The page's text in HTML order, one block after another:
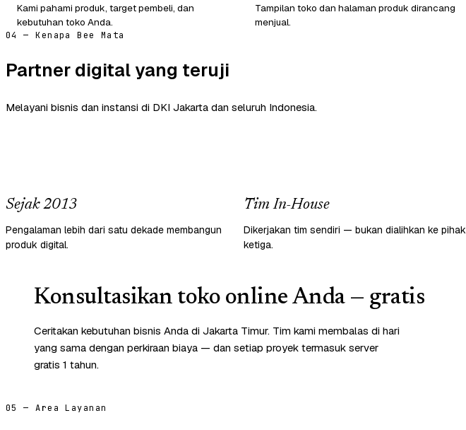
Kami pahami produk, target pembeli, dan
kebutuhan toko Anda.
Tampilan toko dan halaman produk dirancang
menjual.
04 — Kenapa Bee Mata
Partner digital yang teruji
Melayani bisnis dan instansi di DKI Jakarta dan seluruh Indonesia.
Sejak 2013
Pengalaman lebih dari satu dekade membangun
produk digital.
Tim In-House
Dikerjakan tim sendiri — bukan dialihkan ke pihak
ketiga.
Konsultasikan toko online Anda — gratis
Ceritakan kebutuhan bisnis Anda di Jakarta Timur. Tim kami membalas di hari
yang sama dengan perkiraan biaya — dan setiap proyek termasuk server
gratis 1 tahun.
05 — Area Layanan